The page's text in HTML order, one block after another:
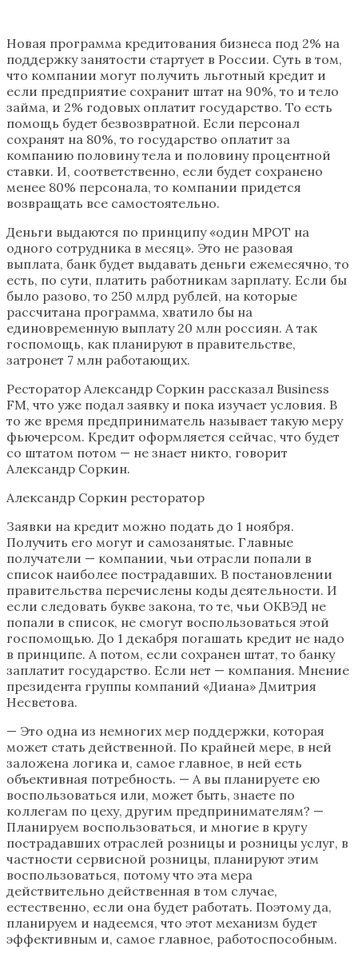
Новая программа кредитования бизнеса под 2% на
поддержку занятости стартует в России. Суть в том,
что компании могут получить льготный кредит и
если предприятие сохранит штат на 90%, то и тело
займа, и 2% годовых оплатит государство. То есть
помощь будет безвозвратной. Если персонал
сохранят на 80%, то государство оплатит за
компанию половину тела и половину процентной
ставки. И, соответственно, если будет сохранено
менее 80% персонала, то компании придется
возвращать все самостоятельно.
Деньги выдаются по принципу «один МРОТ на
одного сотрудника в месяц». Это не разовая
выплата, банк будет выдавать деньги ежемесячно, то
есть, по сути, платить работникам зарплату. Если бы
было разово, то 250 млрд рублей, на которые
рассчитана программа, хватило бы на
единовременную выплату 20 млн россиян. А так
госпомощь, как планируют в правительстве,
затронет 7 млн работающих.
Ресторатор Александр Соркин рассказал Business
FM, что уже подал заявку и пока изучает условия. В
то же время предприниматель называет такую меру
фьючерсом. Кредит оформляется сейчас, что будет
со штатом потом — не знает никто, говорит
Александр Соркин.
Александр Соркин ресторатор
Заявки на кредит можно подать до 1 ноября.
Получить его могут и самозанятые. Главные
получатели — компании, чьи отрасли попали в
список наиболее пострадавших. В постановлении
правительства перечислены коды деятельности. И
если следовать букве закона, то те, чьи ОКВЭД не
попали в список, не смогут воспользоваться этой
госпомощью. До 1 декабря погашать кредит не надо
в принципе. А потом, если сохранен штат, то банку
заплатит государство. Если нет — компания. Мнение
президента группы компаний «Диана» Дмитрия
Несветова.
— Это одна из немногих мер поддержки, которая
может стать действенной. По крайней мере, в ней
заложена логика и, самое главное, в ней есть
объективная потребность. — А вы планируете ею
воспользоваться или, может быть, знаете по
коллегам по цеху, другим предпринимателям? —
Планируем воспользоваться, и многие в кругу
пострадавших отраслей розницы и розницы услуг, в
частности сервисной розницы, планируют этим
воспользоваться, потому что эта мера
действительно действенная в том случае,
естественно, если она будет работать. Поэтому да,
планируем и надеемся, что этот механизм будет
эффективным и, самое главное, работоспособным.